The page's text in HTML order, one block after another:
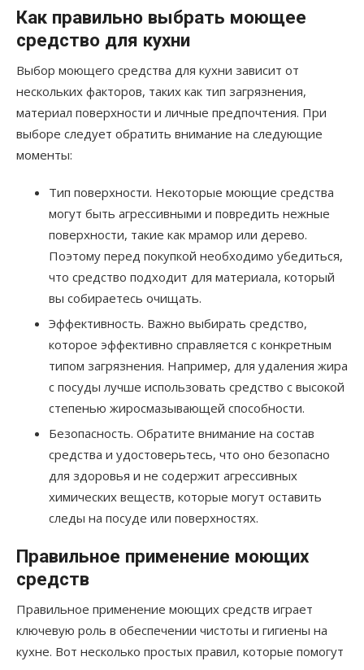
Как правильно выбрать моющее
средство для кухни
Выбор моющего средства для кухни зависит от
нескольких факторов, таких как тип загрязнения,
материал поверхности и личные предпочтения. При
выборе следует обратить внимание на следующие
моменты:
Тип поверхности. Некоторые моющие средства
могут быть агрессивными и повредить нежные
поверхности, такие как мрамор или дерево.
Поэтому перед покупкой необходимо убедиться,
что средство подходит для материала, который
вы собираетесь очищать.
Эффективность. Важно выбирать средство,
которое эффективно справляется с конкретным
типом загрязнения. Например, для удаления жира
с посуды лучше использовать средство с высокой
степенью жиросмазывающей способности.
Безопасность. Обратите внимание на состав
средства и удостоверьтесь, что оно безопасно
для здоровья и не содержит агрессивных
химических веществ, которые могут оставить
следы на посуде или поверхностях.
Правильное применение моющих
средств
Правильное применение моющих средств играет
ключевую роль в обеспечении чистоты и гигиены на
кухне. Вот несколько простых правил, которые помогут